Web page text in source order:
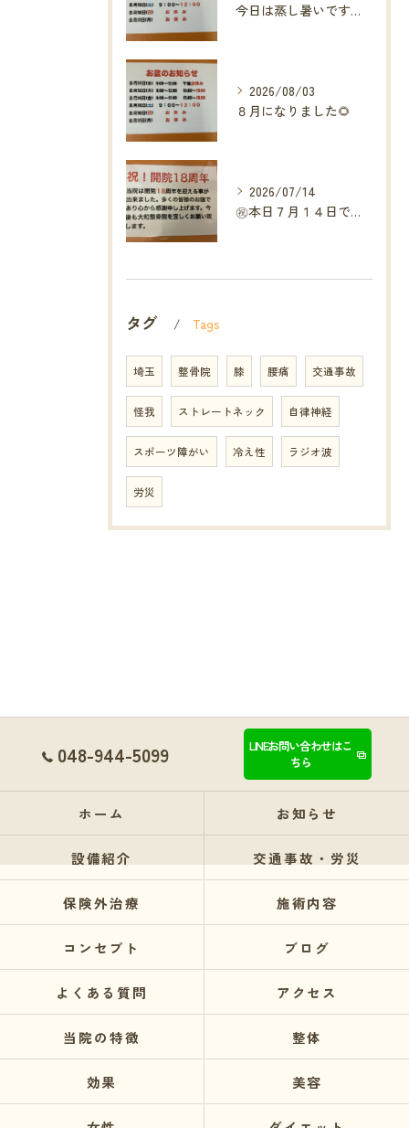
今日は蒸し暑いですね🥵ありがたい事に今年の草加市は
2026/08/03
８月になりました🌻
2026/07/14
㊗️本日７月１４日で当院は開院１８周年となりました🎉
タグ Tags
埼玉 整骨院 膝 腰痛 交通事故
怪我 ストレートネック 自律神経
スポーツ障がい 冷え性 ラジオ波
労災
048-944-5099
LINEお問い合わせはこ
ちら
ホーム お知らせ
設備紹介 交通事故・労災
保険外治療 施術内容
コンセプト ブログ
よくある質問 アクセス
当院の特徴 整体
効果 美容